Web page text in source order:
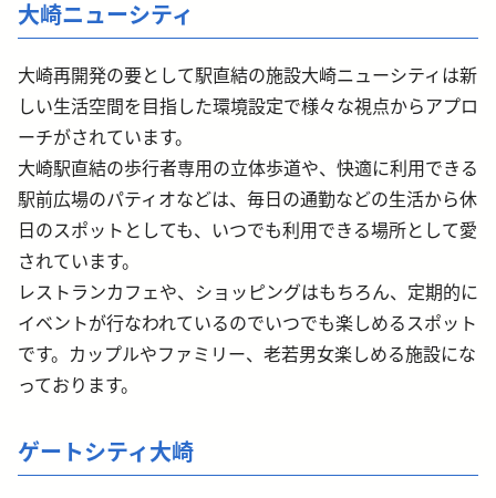
大崎ニューシティ
大崎再開発の要として駅直結の施設大崎ニューシティは新
しい生活空間を目指した環境設定で様々な視点からアプロ
ーチがされています。
大崎駅直結の歩行者専用の立体歩道や、快適に利用できる
駅前広場のパティオなどは、毎日の通勤などの生活から休
日のスポットとしても、いつでも利用できる場所として愛
されています。
レストランカフェや、ショッピングはもちろん、定期的に
イベントが行なわれているのでいつでも楽しめるスポット
です。カップルやファミリー、老若男女楽しめる施設にな
っております。
ゲートシティ大崎